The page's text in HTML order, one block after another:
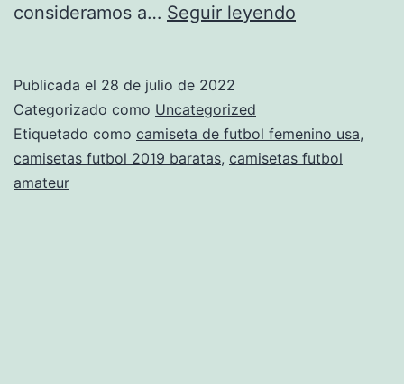
consideramos a… Seguir leyendo
Y
Nos
Publicada el 28 de julio de 2022
Categorizado como Uncategorized
Etiquetado como camiseta de futbol femenino usa,
camisetas futbol 2019 baratas, camisetas futbol
amateur